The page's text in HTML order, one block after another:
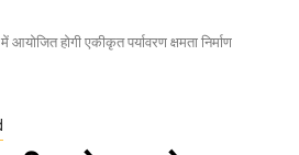
होगी एकीकृत पर्यावरण क्षमता निर्माण